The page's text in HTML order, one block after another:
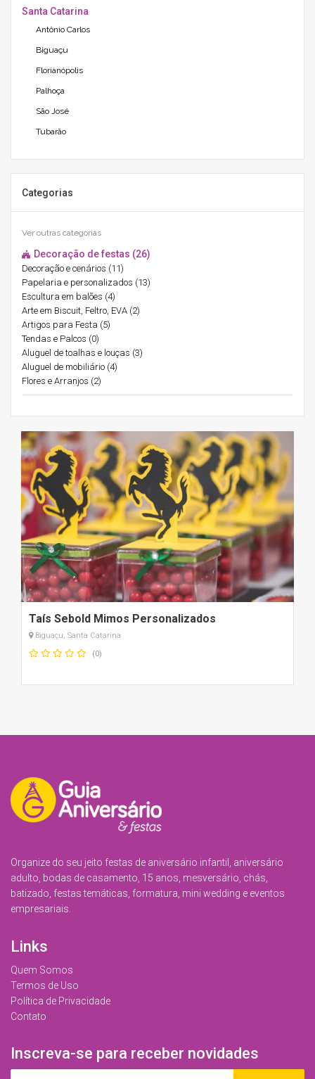
Santa Catarina
Antônio Carlos
Biguaçu
Florianópolis
Palhoça
São José
Tubarão
Categorias
Ver outras categorias
Decoração de festas (26)
Decoração e cenários (11)
Papelaria e personalizados (13)
Escultura em balões (4)
Arte em Biscuit, Feltro, EVA (2)
Artigos para Festa (5)
Tendas e Palcos (0)
Aluguel de toalhas e louças (3)
Aluguel de mobiliário (4)
Flores e Arranjos (2)
Taís Sebold Mimos Personalizados
Biguaçu, Santa Catarina
(0)
Organize do seu jeito festas de aniversário infantil, aniversário
adulto, bodas de casamento, 15 anos, mesversário, chás,
batizado, festas temáticas, formatura, mini wedding e eventos
empresariais.
Links
Quem Somos
Termos de Uso
Política de Privacidade
Contato
Inscreva-se para receber novidades